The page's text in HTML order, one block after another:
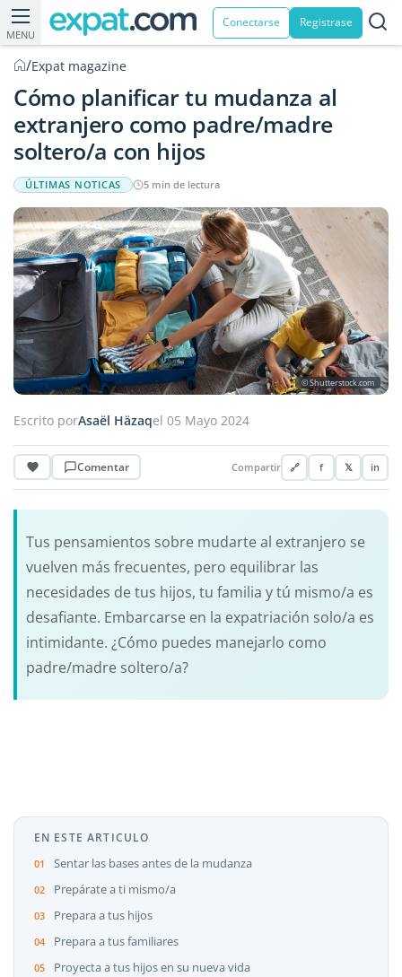
MENU
Conectarse Registrase
/Expat magazine
Cómo planificar tu mudanza al
extranjero como padre/madre
soltero/a con hijos
ÚLTIMAS NOTICAS 5 min de lectura
© Shutterstock.com
Escrito porAsaël Häzaqel 05 Mayo 2024
Comentar Compartir 🔗 f 𝕏 in
Tus pensamientos sobre mudarte al extranjero se
vuelven más frecuentes, pero equilibrar las
necesidades de tus hijos, tu familia y tú mismo/a es
desafiante. Embarcarse en la expatriación solo/a es
intimidante. ¿Cómo puedes manejarlo como
padre/madre soltero/a?
EN ESTE ARTICULO
Sentar las bases antes de la mudanza
Prepárate a ti mismo/a
Prepara a tus hijos
Prepara a tus familiares
Proyecta a tus hijos en su nueva vida